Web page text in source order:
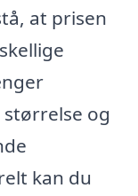
at prisen
og
kan du